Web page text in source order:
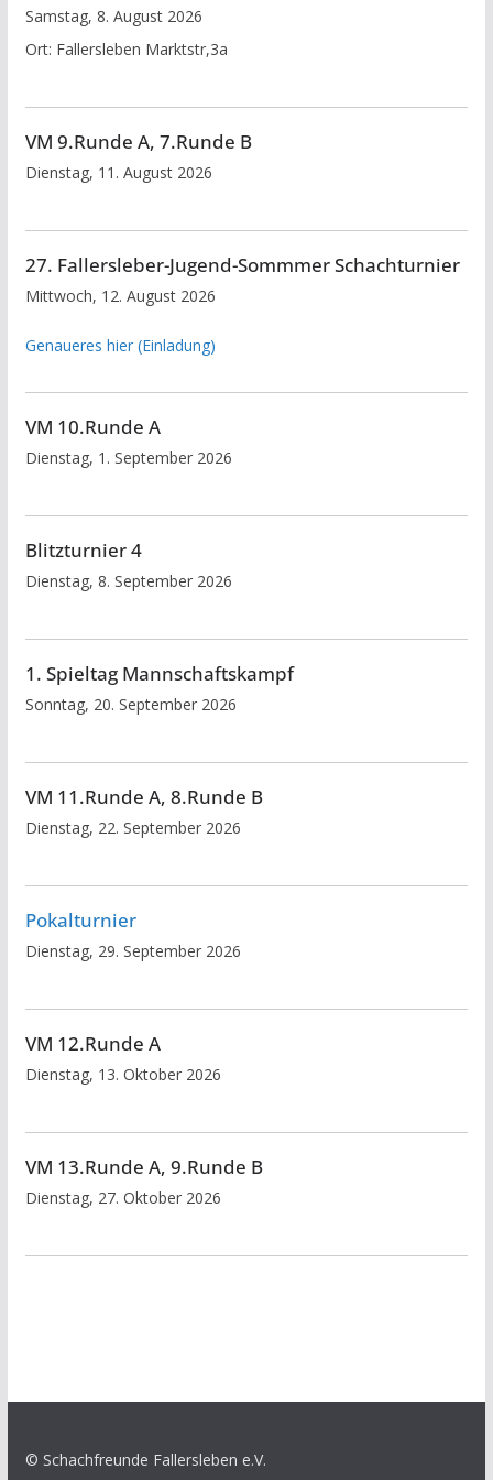
Samstag, 8. August 2026
Ort: Fallersleben Marktstr,3a
VM 9.Runde A, 7.Runde B
Dienstag, 11. August 2026
27. Fallersleber-Jugend-Sommmer Schachturnier
Mittwoch, 12. August 2026
Genaueres hier (Einladung)
VM 10.Runde A
Dienstag, 1. September 2026
Blitzturnier 4
Dienstag, 8. September 2026
1. Spieltag Mannschaftskampf
Sonntag, 20. September 2026
VM 11.Runde A, 8.Runde B
Dienstag, 22. September 2026
Pokalturnier
Dienstag, 29. September 2026
VM 12.Runde A
Dienstag, 13. Oktober 2026
VM 13.Runde A, 9.Runde B
Dienstag, 27. Oktober 2026
© Schachfreunde Fallersleben e.V.